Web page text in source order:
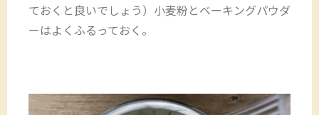
ておくと良いでしょう）小麦粉とベーキングパウダ
ーはよくふるっておく。